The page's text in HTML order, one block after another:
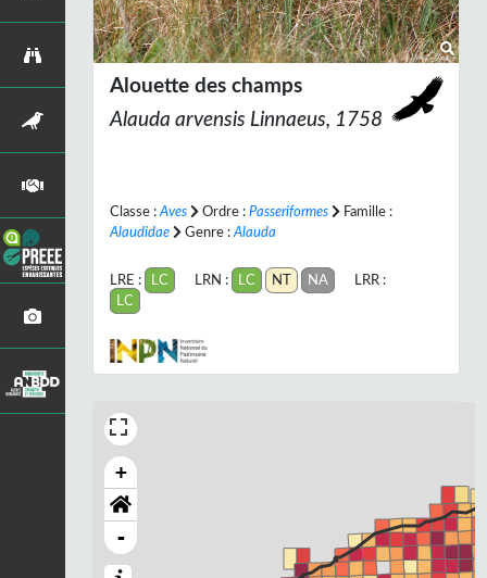
Alouette des champs
Alauda arvensis Linnaeus, 1758
Classe : Aves Ordre : Passeriformes
Famille :
Alaudidae
Genre : Alauda
LRE : LC LRN : LC NT NA
LRR :
LC
+
-